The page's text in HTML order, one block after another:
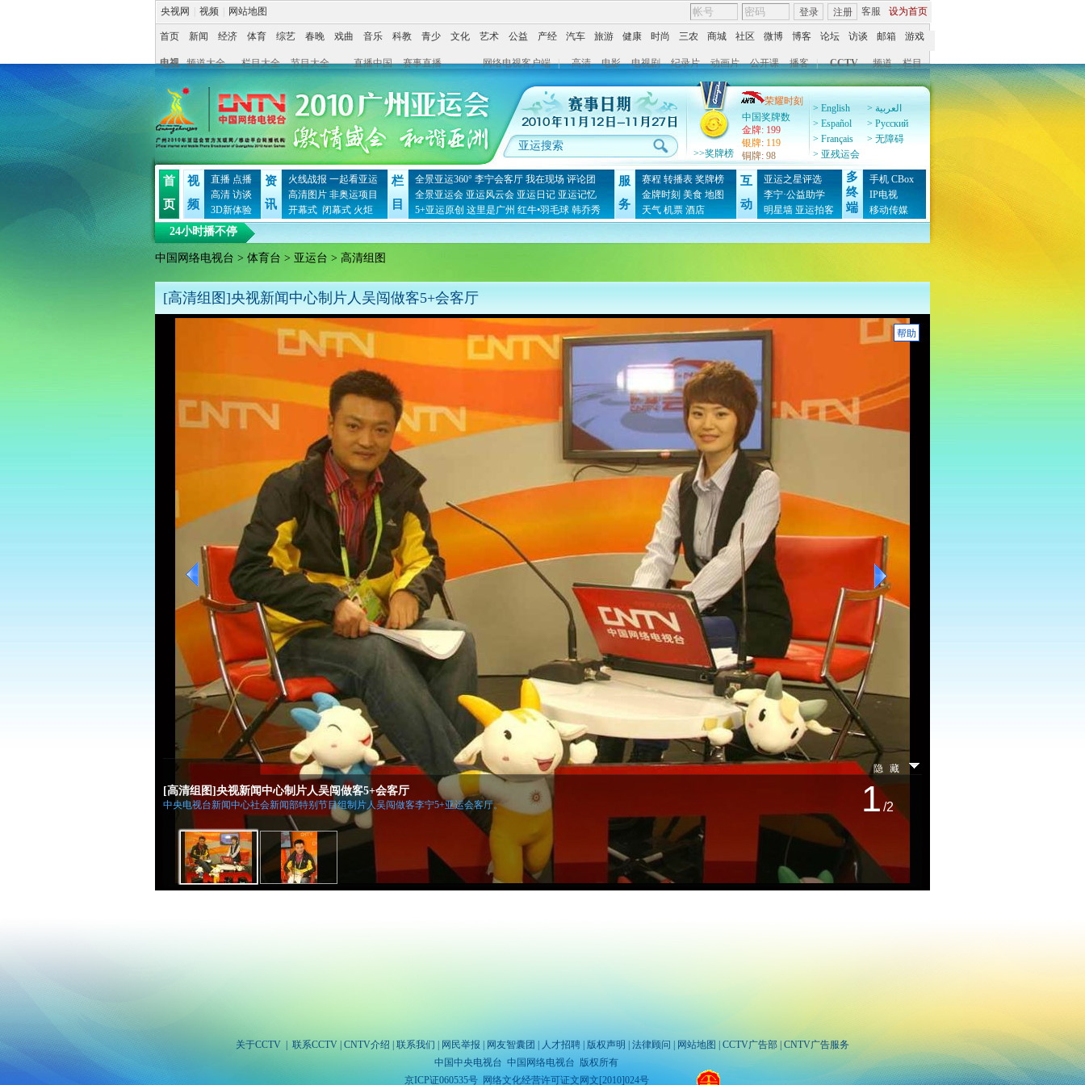
央视网 视频 网站地图 客服 设为首页
登录 注册
首页 新闻 经济 体育 综艺 春晚 戏曲 音乐 科教 青少 文化 艺术 公益 产经 汽车 旅游 健康 时尚 三农 商城 社区 微博 博客 论坛 访谈 邮箱 游戏
电视 频道大全 栏目大全 节目大全 直播中国 赛事直播 网络电视客户端 | 高清 电影 电视剧 纪录片 动画片 公开课 播客 | CCTV 频道 栏目
> English
> العربية
> Español
> Pусский
> Français
> 无障碍
> 亚残运会
>>奖牌榜
荣耀时刻
中国奖牌数
金牌: 199
银牌: 119
铜牌: 98
首
页
视
频
直播 点播
高清 访谈
3D新体验
资
讯
火线战报 一起看亚运
高清图片 非奥运项目
开幕式 闭幕式 火炬
栏
目
全景亚运360° 李宁会客厅 我在现场 评论团
全景亚运会 亚运风云会 亚运日记 亚运记忆
5+亚运原创 这里是广州 红牛•羽毛球 韩乔秀
服
务
赛程 转播表 奖牌榜
金牌时刻 美食 地图
天气 机票 酒店
互
动
亚运之星评选
李宁·公益助学
明星墙 亚运拍客
多
终
端
手机 CBox
IP电视
移动传媒
24小时播不停
中国网络电视台 > 体育台 > 亚运台 > 高清组图
[高清组图]央视新闻中心制片人吴闯做客5+会客厅
[高清组图]央视新闻中心制片人吴闯
做客5+会客厅
帮助
隐藏
1/2
[高清组图]央视新闻中心制片人吴闯做客5+会客厅
中央电视台新闻中心社会新闻部特别节目组制片人吴闯做客李宁5+亚运会客厅。
关于CCTV 联系CCTV CNTV介绍 联系我们 网民举报 网友智囊团 人才招聘 版权声明 法律顾问 网站地图 CCTV广告部 CNTV广告服务
中国中央电视台 中国网络电视台 版权所有
京ICP证060535号网络文化经营许可证文网文[2010]024号